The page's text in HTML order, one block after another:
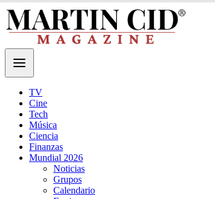
TV
Cine
Tech
Música
Ciencia
Finanzas
Mundial 2026
Noticias
Grupos
Calendario